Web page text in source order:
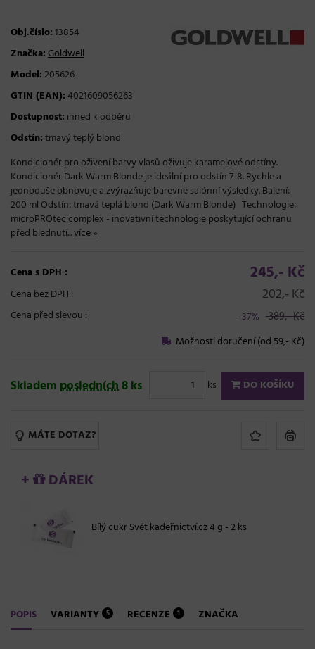
Obj.číslo:13854
Značka:Goldwell
Model:205626
GTIN (EAN):4021609056263
Dostupnost: ihned k odběru
Odstín:tmavý teplý blond
Kondicionér pro oživení barvy vlasů oživuje karamelové odstíny.
Kondicionér Dark Warm Blonde je ideální pro odstín 7-8. Rychle a
jednoduše obnovuje a zvýrazňuje barevné salónní výsledky. Balení:
200 ml Odstín: tmavá teplá blond (Dark Warm Blonde) Technologie:
microPROtec complex - inovativní technologie poskytující ochranu
před blednutí...více »
Cena s DPH : 245,- Kč
Cena bez DPH : 202,- Kč
Cena před slevou : -37% 389,- Kč
Možnosti doručení (od 59,- Kč)
Skladem posledních8 ks ks DO KOŠÍKU
MÁTE DOTAZ?
+ DÁREK
Bílý cukr Svět kadeřnictví.cz 4 g - 2 ks
POPIS VARIANTY 5 RECENZE 1 ZNAČKA